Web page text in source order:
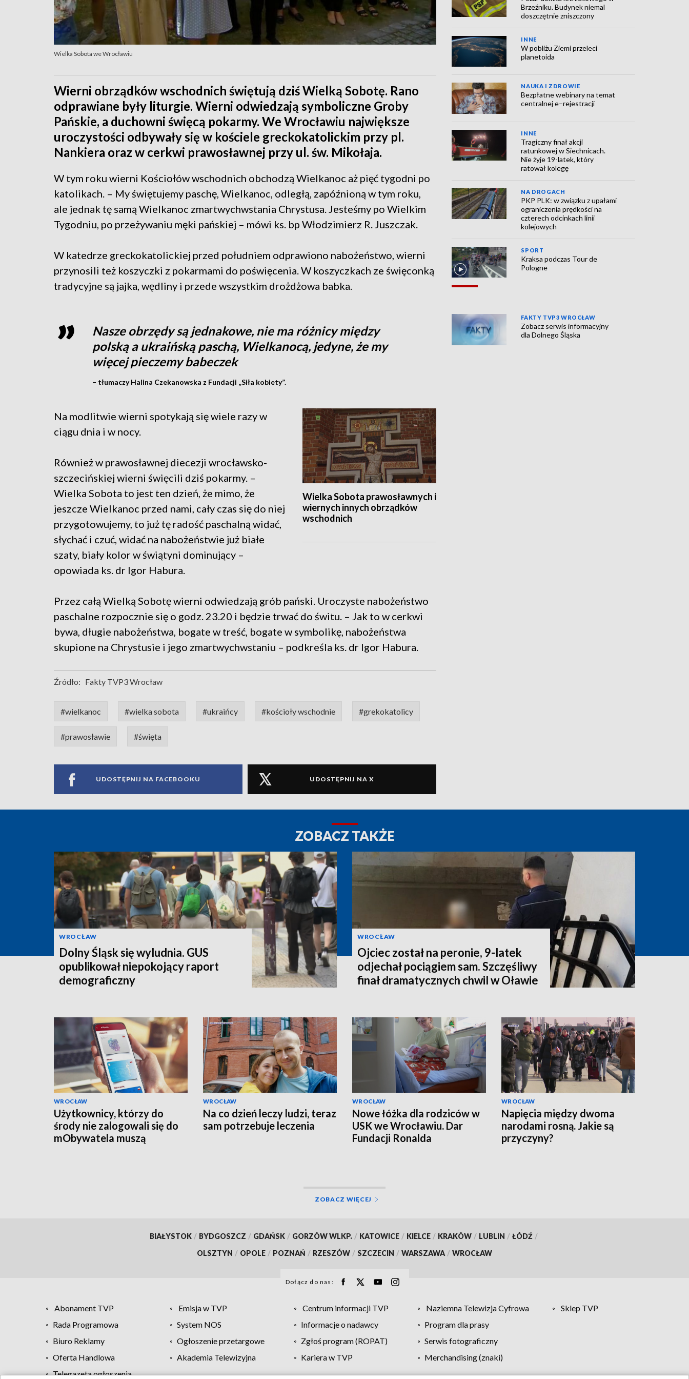
Wielka Sobota we Wrocławiu
Wierni obrządków wschodnich świętują dziś Wielką Sobotę. Rano
odprawiane były liturgie. Wierni odwiedzają symboliczne Groby
Pańskie, a duchowni święcą pokarmy. We Wrocławiu największe
uroczystości odbywały się w kościele greckokatolickim przy pl.
Nankiera oraz w cerkwi prawosławnej przy ul. św. Mikołaja.
W tym roku wierni Kościołów wschodnich obchodzą Wielkanoc aż pięć tygodni po
katolikach. – My świętujemy paschę, Wielkanoc, odległą, zapóźnioną w tym roku,
ale jednak tę samą Wielkanoc zmartwychwstania Chrystusa. Jesteśmy po Wielkim
Tygodniu, po przeżywaniu męki pańskiej – mówi ks. bp Włodzimierz R. Juszczak.
W katedrze greckokatolickiej przed południem odprawiono nabożeństwo, wierni
przynosili też koszyczki z pokarmami do poświęcenia. W koszyczkach ze święconką
tradycyjne są jajka, wędliny i przede wszystkim drożdżowa babka.
Nasze obrzędy są jednakowe, nie ma różnicy między
polską a ukraińską paschą, Wielkanocą, jedyne, że my
więcej pieczemy babeczek
– tłumaczy Halina Czekanowska z Fundacji „Siła kobiety”.
Wielka Sobota prawosławnych i
wiernych innych obrządków
wschodnich
Na modlitwie wierni spotykają się wiele razy w
ciągu dnia i w nocy.
Również w prawosławnej diecezji wrocławsko-
szczecińskiej wierni święcili dziś pokarmy. –
Wielka Sobota to jest ten dzień, że mimo, że
jeszcze Wielkanoc przed nami, cały czas się do niej
przygotowujemy, to już tę radość paschalną widać,
słychać i czuć, widać na nabożeństwie już białe
szaty, biały kolor w świątyni dominujący –
opowiada ks. dr Igor Habura.
Przez całą Wielką Sobotę wierni odwiedzają grób pański. Uroczyste nabożeństwo
paschalne rozpocznie się o godz. 23.20 i będzie trwać do świtu. – Jak to w cerkwi
bywa, długie nabożeństwa, bogate w treść, bogate w symbolikę, nabożeństwa
skupione na Chrystusie i jego zmartwychwstaniu – podkreśla ks. dr Igor Habura.
Źródło: Fakty TVP3 Wrocław
#wielkanoc #wielka sobota #ukraińcy #kościoły wschodnie #grekokatolicy
#prawosławie #święta
UDOSTĘPNIJ NA FACEBOOKU UDOSTĘPNIJ NA X
Brzeźniku. Budynek niemal
doszczętnie zniszczony
INNE
W pobliżu Ziemi przeleci
planetoida
NAUKA I ZDROWIE
Bezpłatne webinary na temat
centralnej e–rejestracji
INNE
Tragiczny finał akcji
ratunkowej w Siechnicach.
Nie żyje 19-latek, który
ratował kolegę
NA DROGACH
PKP PLK: w związku z upałami
ograniczenia prędkości na
czterech odcinkach linii
kolejowych
SPORT
Kraksa podczas Tour de
Pologne
FAKTY TVP3 WROCŁAW
Zobacz serwis informacyjny
dla Dolnego Śląska
ZOBACZ TAKŻE
WROCŁAW
Dolny Śląsk się wyludnia. GUS
opublikował niepokojący raport
demograficzny
WROCŁAW
Ojciec został na peronie, 9-latek
odjechał pociągiem sam. Szczęśliwy
finał dramatycznych chwil w Oławie
WROCŁAW
Użytkownicy, którzy do
środy nie zalogowali się do
mObywatela muszą
WROCŁAW
Na co dzień leczy ludzi, teraz
sam potrzebuje leczenia
WROCŁAW
Nowe łóżka dla rodziców w
USK we Wrocławiu. Dar
Fundacji Ronalda
WROCŁAW
Napięcia między dwoma
narodami rosną. Jakie są
przyczyny?
ZOBACZ WIĘCEJ
BIAŁYSTOK / BYDGOSZCZ / GDAŃSK / GORZÓW WLKP. / KATOWICE / KIELCE / KRAKÓW / LUBLIN / ŁÓDŹ /
OLSZTYN / OPOLE / POZNAŃ / RZESZÓW / SZCZECIN / WARSZAWA / WROCŁAW
Dołącz do nas:
Abonament TVP Emisja w TVP Centrum informacji TVP Naziemna Telewizja Cyfrowa
Sklep TVP
Rada Programowa
System NOS Informacje o nadawcy
Program dla prasy
Biuro Reklamy
Ogłoszenie przetargowe Zgłoś program (ROPAT)
Serwis fotograficzny
Oferta Handlowa
Akademia Telewizyjna Kariera w TVP
Merchandising (znaki)
Telegazeta ogłoszenia